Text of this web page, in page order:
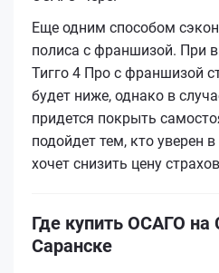
Еще одним способом
полиса с франшизой. При
Тигго 4 Про с франшизой
будет ниже, однако в
придется покрыть
подойдет тем, кто уверен
хочет снизить цену
Где купить ОСАГО на
Саранске